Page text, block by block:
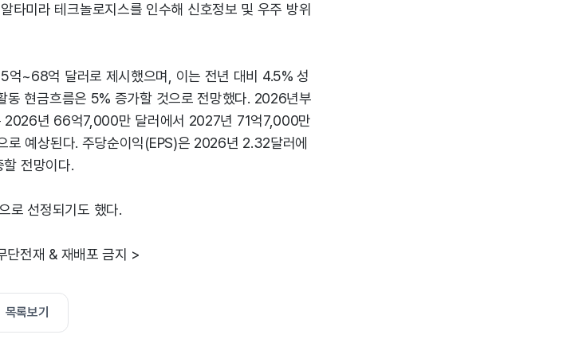
미라 테크놀로지스를 인수해 신호정보 및 우주 방위
~68억 달러로 제시했으며, 이는 전년 대비 4.5% 성
현금흐름은 5% 증가할 것으로 전망했다. 2026년부
2026년 66억7,000만 달러에서 2027년 71억7,000만
예상된다. 주당순이익(EPS)은 2026년 2.32달러에
전망이다.
로 선정되기도 했다.
단전재 & 재배포 금지 >
목록보기